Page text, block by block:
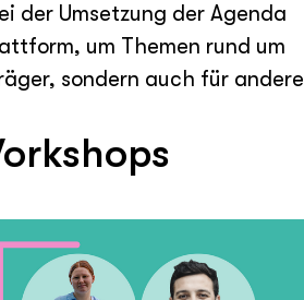
der Umsetzung der Agenda
um Themen rund um
sondern auch für andere